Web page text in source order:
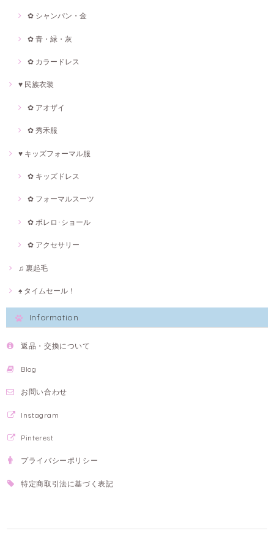
✿ シャンパン・金
✿ 青・緑・灰
✿ カラードレス
♥ 民族衣装
✿ アオザイ
✿ 秀禾服
♥ キッズフォーマル服
✿ キッズドレス
✿ フォーマルスーツ
✿ ボレロ･ショール
✿ アクセサリー
♫ 裏起毛
♠ タイムセール！
Information
返品・交換について
Blog
お問い合わせ
Instagram
Pinterest
プライバシーポリシー
特定商取引法に基づく表記